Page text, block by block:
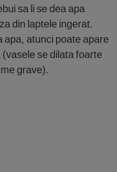
sa li se dea apa
din laptele ingerat.
apa, atunci poate apare
se dilata foarte
grave).